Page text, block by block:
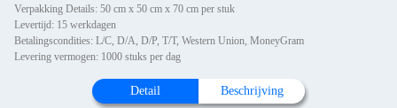
Verpakking Details: 50 cm x 50 cm x 70 cm per stuk
Levertijd: 15 werkdagen
Betalingscondities: L/C, D/A, D/P, T/T, Western Union, MoneyGram
Levering vermogen: 1000 stuks per dag
Detail Beschrijving